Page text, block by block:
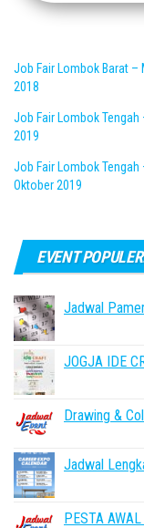
Job Fair Lombok Barat –
2018
Job Fair Lombok Tengah
2019
Job Fair Lombok Tengah
Oktober 2019
EVENT
Jadwal
JOGJA IDE
Drawing &
Jadwal
PESTA